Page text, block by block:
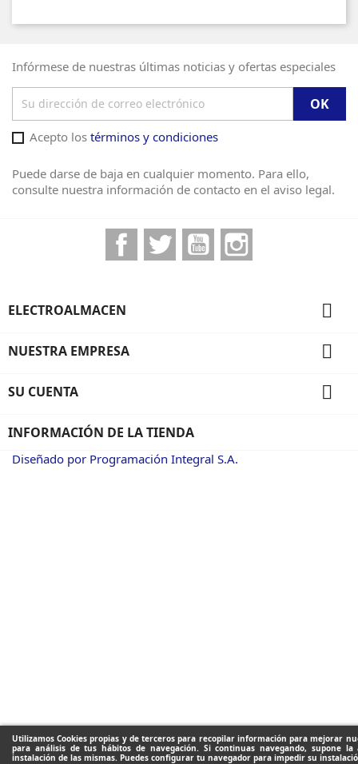
Utilizamos Cookies propias y de terceros para recopilar información para mejorar
para análisis de tus hábitos de navegación. Si continuas navegando, supone la
instalación de las mismas. Puedes configurar tu navegador para impedir su
Infórmese de nuestras últimas noticias y ofertas especiales
Acepto los términos y condiciones
Puede darse de baja en cualquier momento. Para ello,
consulte nuestra información de contacto en el aviso legal.
FacebookTwitter YouTube
ELECTROALMACEN 
NUESTRA EMPRESA 
SU CUENTA 
INFORMACIÓN DE LA TIENDA
Diseñado por Programación Integral S.A.